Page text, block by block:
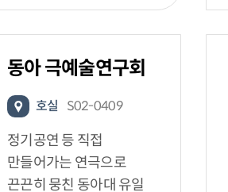
동아 극예술연구회
호실 S02-0409
정기공연 등 직접
만들어가는 연극으로
끈끈히 뭉친 동아대 유일